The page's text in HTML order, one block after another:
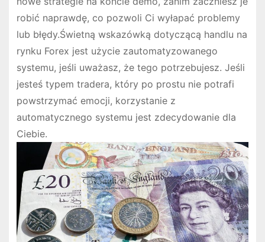
robić naprawdę, co pozwoli Ci wyłapać problemy
lub błędy.Świetną wskazówką dotyczącą handlu na
rynku Forex jest użycie zautomatyzowanego
systemu, jeśli uważasz, że tego potrzebujesz. Jeśli
jesteś typem tradera, który po prostu nie potrafi
powstrzymać emocji, korzystanie z
automatycznego systemu jest zdecydowanie dla
Ciebie.